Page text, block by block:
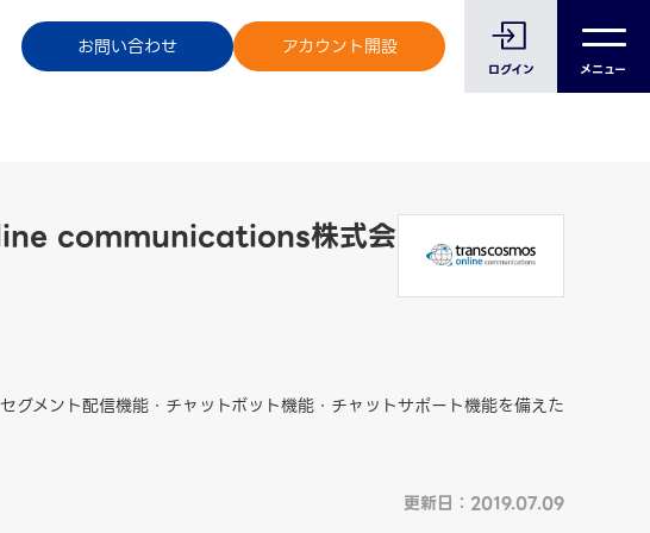
お問い合わせ アカウント開設
ログイン メニュー
ご利用中のお客様へ
communications株式会
グメント配信機能・チャットボット機能・チャットサポート機能を備えた
更新日：2019.07.09